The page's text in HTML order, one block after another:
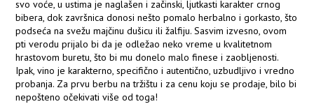
svo voće, u ustima je naglašen i začinski, ljutkasti karakter crnog
bibera, dok završnica donosi nešto pomalo herbalno i gorkasto, što
podseća na svežu majčinu dušicu ili žalfiju. Sasvim izvesno, ovom
pti verodu prijalo bi da je odležao neko vreme u kvalitetnom
hrastovom buretu, što bi mu donelo malo finese i zaobljenosti.
Ipak, vino je karakterno, specifično i autentično, uzbudljivo i vredno
probanja. Za prvu berbu na tržištu i za cenu koju se prodaje, bilo bi
nepošteno očekivati više od toga!